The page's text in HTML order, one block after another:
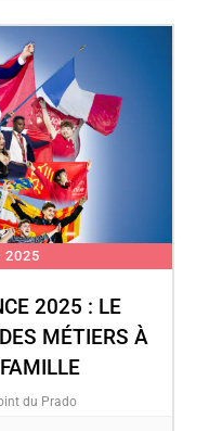
2025
2025 : LE
MÉTIERS À
du Prado